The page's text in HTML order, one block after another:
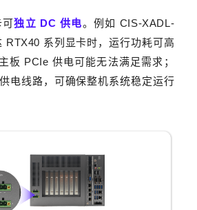
可独立 DC 供电。 例如 CIS-XADL-
RTX40 系列显卡时，运行功耗可高
板 PCIe 供电可能无法满足需求；
电线路，可确保整机系统稳定运行